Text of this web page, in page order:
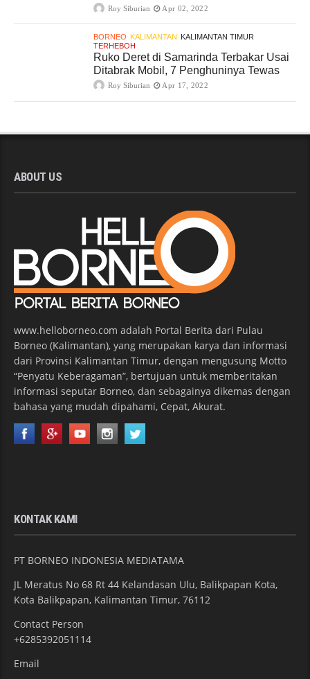
Roy Siburian Apr 02, 2022
BORNEO KALIMANTAN KALIMANTAN TIMUR
TERHEBOH
Ruko Deret di Samarinda Terbakar Usai
Ditabrak Mobil, 7 Penghuninya Tewas
Roy Siburian Apr 17, 2022
ABOUT US
www.helloborneo.com adalah Portal Berita dari Pulau
Borneo (Kalimantan), yang merupakan karya dan informasi
dari Provinsi Kalimantan Timur, dengan mengusung Motto
“Penyatu Keberagaman”, bertujuan untuk memberitakan
informasi seputar Borneo, dan sebagainya dikemas dengan
bahasa yang mudah dipahami, Cepat, Akurat.
KONTAK KAMI
PT BORNEO INDONESIA MEDIATAMA
JL Meratus No 68 Rt 44 Kelandasan Ulu, Balikpapan Kota,
Kota Balikpapan, Kalimantan Timur, 76112
Contact Person
+6285392051114
Email